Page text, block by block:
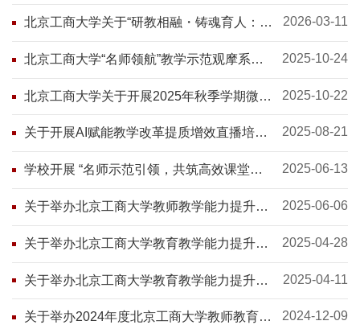
划课题申报培训的通知
北京工商大学关于“研教相融・铸魂育人：教
师教研能力提升行动”系列活动之教创赛备赛
专题培训的通知
2026-03-11
北京工商大学“名师领航”教学示范观摩系列
活动预告：“名师大讲堂”之教学技法专题
2025-10-24
北京工商大学关于开展2025年秋季学期微课
教学演练与教学咨询服务工作的通知
2025-10-22
关于开展AI赋能教学改革提质增效直播培训
的通知
2025-08-21
学校开展 “名师示范引领，共筑高效课堂
——如何打造一流课堂”教学名师示范课专题
活动
2025-06-13
关于举办北京工商大学教师教学能力提升计
划第九期“名师示范引领，共筑高效课堂——
如何打造一流课堂”教学名师示范课专题活动
2025-06-06
关于举办北京工商大学教育教学能力提升计
划“智师云梯”主题系列活动第八期——智慧
教学工作坊的通知
2025-04-28
关于举办北京工商大学教育教学能力提升计
划“智师云梯”主题系列活动第七期——数智
赋能人才培养探索与实践专题讲座
2025-04-11
关于举办2024年度北京工商大学教师教育教
2024-12-09